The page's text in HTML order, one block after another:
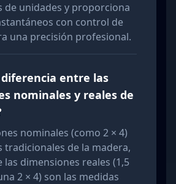
de unidades y proporciona
con control de
una precisión profesional.
diferencia entre las
nominales y reales de
nominales (como 2 × 4)
tradicionales de la madera,
las dimensiones reales (1,5
2 × 4) son las medidas